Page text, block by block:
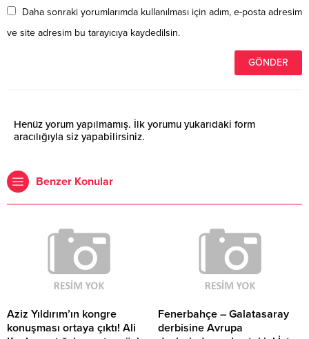
Daha sonraki yorumlarımda kullanılması için adım, e-posta adresim
ve site adresim bu tarayıcıya kaydedilsin.
Henüz yorum yapılmamış. İlk yorumu yukarıdaki form
aracılığıyla siz yapabilirsiniz.
Benzer Konular
Aziz Yıldırım’ın kongre
konuşması ortaya çıktı! Ali
Fenerbahçe – Galatasaray
derbisine Avrupa